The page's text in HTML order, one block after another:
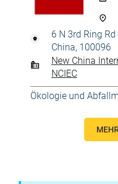
6 N 3rd Ring
China, 100096
New China
NCIEC
Ökologie und